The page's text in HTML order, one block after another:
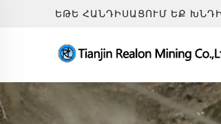
ԵԹԵ ՀԱՆԴԻՍԱՑՈՒՄ ԵՔ